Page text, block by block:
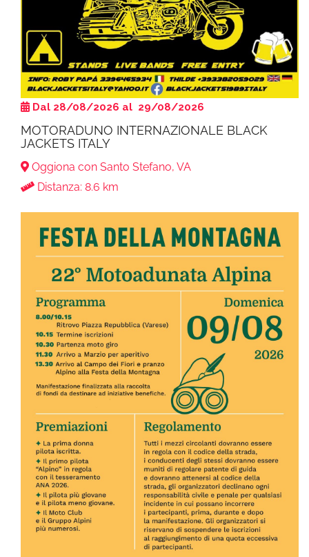
Dal 28/08/2026 al 29/08/2026
MOTORADUNO INTERNAZIONALE BLACK
JACKETS ITALY
Oggiona con Santo Stefano, VA
Distanza: 8.6 km